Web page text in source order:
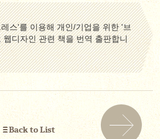
스'를 이용해 개인/기업을 위한 '브
디자인 관련 책을 번역 출판합니
Back to List